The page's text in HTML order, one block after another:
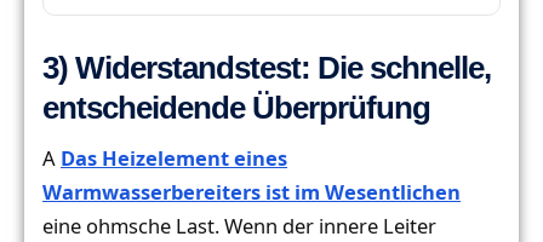
3) Widerstandstest: Die schnelle,
entscheidende Überprüfung
A Das Heizelement eines
Warmwasserbereiters ist im Wesentlichen
eine ohmsche Last. Wenn der innere Leiter